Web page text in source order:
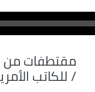
مقتطفات من
/ للكاتب